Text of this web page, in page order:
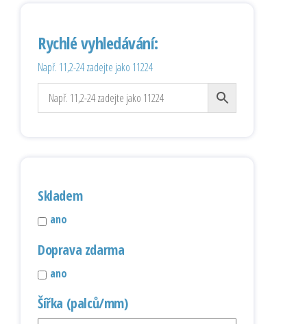
Rychlé vyhledávání:
Např. 11,2-24 zadejte jako 11224
Skladem
ano
Doprava zdarma
ano
Šířka (palců/mm)